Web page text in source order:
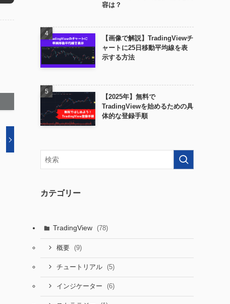
容は？
【画像で解説】TradingViewチ
ャートに25日移動平均線を表
示する方法
【2025年】無料で
TradingViewを始めるための具
体的な登録手順
カテゴリー
TradingView (78)
概要 (9)
チュートリアル (5)
インジケーター (6)